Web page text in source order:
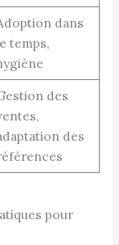
dans
temps,
des
des
pour